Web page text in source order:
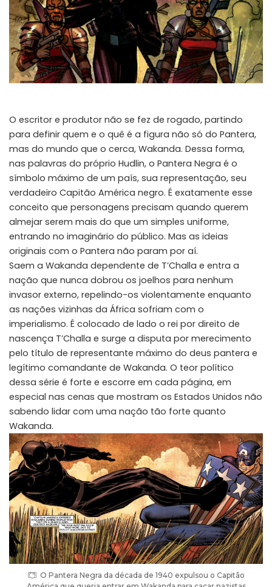
O escritor e produtor não se fez de rogado, partindo
para definir quem e o quê é a figura não só do Pantera,
mas do mundo que o cerca, Wakanda. Dessa forma,
nas palavras do próprio Hudlin, o Pantera Negra é o
símbolo máximo de um país, sua representação, seu
verdadeiro Capitão América negro. É exatamente esse
conceito que personagens precisam quando querem
almejar serem mais do que um simples uniforme,
entrando no imaginário do público. Mas as ideias
originais com o Pantera não param por aí.
Saem a Wakanda dependente de T’Challa e entra a
nação que nunca dobrou os joelhos para nenhum
invasor externo, repelindo-os violentamente enquanto
as nações vizinhas da África sofriam com o
imperialismo. É colocado de lado o rei por direito de
nascença T’Challa e surge a disputa por merecimento
pelo título de representante máximo do deus pantera e
legítimo comandante de Wakanda. O teor político
dessa série é forte e escorre em cada página, em
especial nas cenas que mostram os Estados Unidos não
sabendo lidar com uma nação tão forte quanto
Wakanda.
O Pantera Negra da década de 1940 expulsou o Capitão